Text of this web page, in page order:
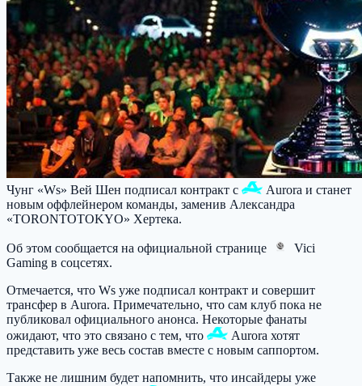
Чунг «Ws» Вей Шен подписал контракт с Aurora и станет
новым оффлейнером команды, заменив Александра
«TORONTOTOKYO» Хертека.
Об этом сообщается на официальной странице
Vici
Gaming в соцсетях.
Отмечается, что Ws уже подписал контракт и совершит
трансфер в Aurora. Примечательно, что сам клуб пока не
публиковал официального анонса. Некоторые фанаты
ожидают, что это связано с тем, что
Aurora хотят
представить уже весь состав вместе с новым саппортом.
Также не лишним будет напомнить, что инсайдеры уже